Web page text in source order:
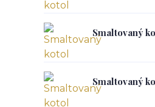
Smaltovaný
Smaltovaný